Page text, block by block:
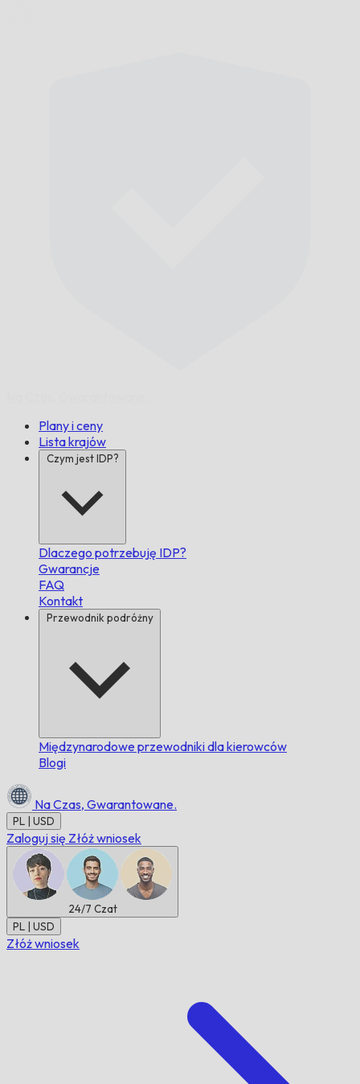
Plany i ceny
Lista krajów
Czym jest IDP?
Dlaczego potrzebuję IDP?
Gwarancje
FAQ
Kontakt
Przewodnik podróżny
Międzynarodowe przewodniki dla kierowców
Blogi
Na Czas, Gwarantowane.
PL | USD
Zaloguj się Złóż wniosek
24/7 Czat
PL | USD
Złóż wniosek